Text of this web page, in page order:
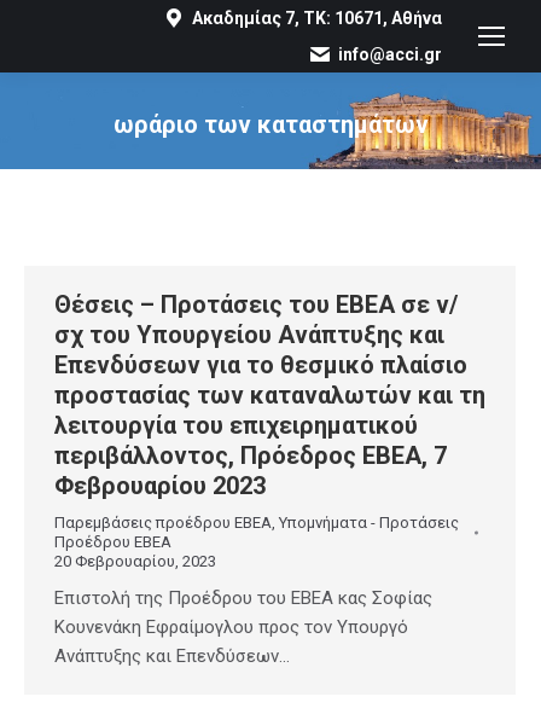
Ακαδημίας 7, ΤΚ: 10671, Αθήνα
info@acci.gr
ωράριο των καταστημάτων
You are here:
Θέσεις – Προτάσεις του ΕΒΕΑ σε ν/
σχ του Υπουργείου Ανάπτυξης και
Επενδύσεων για το θεσμικό πλαίσιο
προστασίας των καταναλωτών και τη
λειτουργία του επιχειρηματικού
περιβάλλοντος, Πρόεδρος ΕΒΕΑ, 7
Φεβρουαρίου 2023
Παρεμβάσεις προέδρου ΕΒΕΑ, Υπομνήματα - Προτάσεις
Προέδρου ΕΒΕΑ
20 Φεβρουαρίου, 2023
Επιστολή της Προέδρου του ΕΒΕΑ κας Σοφίας
Κουνενάκη Εφραίμογλου προς τον Υπουργό
Ανάπτυξης και Επενδύσεων…